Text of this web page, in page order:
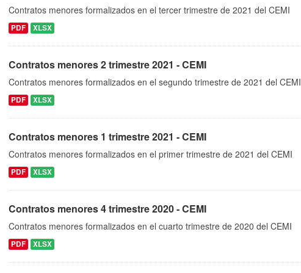
Contratos menores formalizados en el tercer trimestre de 2021 del CEMI
PDF XLSX
Contratos menores 2 trimestre 2021 - CEMI
Contratos menores formalizados en el segundo trimestre de 2021 del CEMI
PDF XLSX
Contratos menores 1 trimestre 2021 - CEMI
Contratos menores formalizados en el primer trimestre de 2021 del CEMI
PDF XLSX
Contratos menores 4 trimestre 2020 - CEMI
Contratos menores formalizados en el cuarto trimestre de 2020 del CEMI
PDF XLSX